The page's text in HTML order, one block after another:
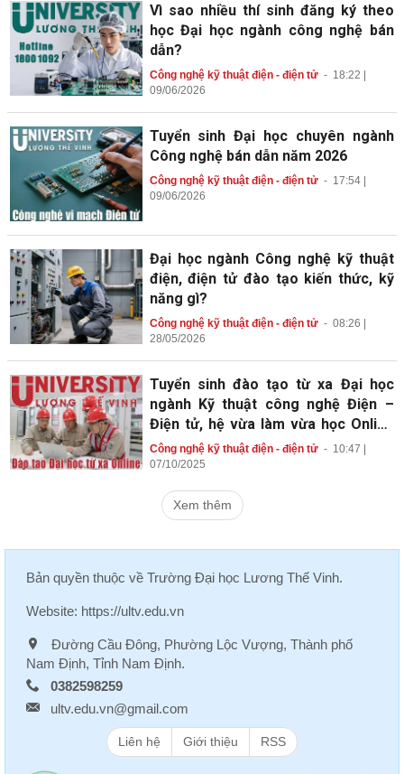
Vì sao nhiều thí sinh đăng ký theo
học Đại học ngành công nghệ bán
dẫn?
Công nghệ kỹ thuật điện - điện tử- 18:22 |
09/06/2026
Tuyển sinh Đại học chuyên ngành
Công nghệ bán dẫn năm 2026
Công nghệ kỹ thuật điện - điện tử- 17:54 |
09/06/2026
Đại học ngành Công nghệ kỹ thuật
điện, điện tử đào tạo kiến thức, kỹ
năng gì?
Công nghệ kỹ thuật điện - điện tử- 08:26 |
28/05/2026
Tuyển sinh đào tạo từ xa Đại học
ngành Kỹ thuật công nghệ Điện –
Điện tử, hệ vừa làm vừa học Online
kết hợp học trực tiếp
Công nghệ kỹ thuật điện - điện tử- 10:47 |
07/10/2025
Xem thêm
Bản quyền thuộc về Trường Đại học Lương Thế Vinh.
Website: https://ultv.edu.vn
Đường Cầu Đông, Phường Lộc Vượng, Thành phố
Nam Định, Tỉnh Nam Định.
0382598259
ultv.edu.vn@gmail.com
Liên hệ Giới thiệu RSS